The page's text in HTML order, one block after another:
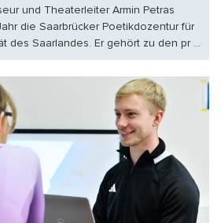
und Theaterleiter Armin Petras
die Saarbrücker Poetikdozentur für
des Saarlandes. Er gehört zu den pr ...